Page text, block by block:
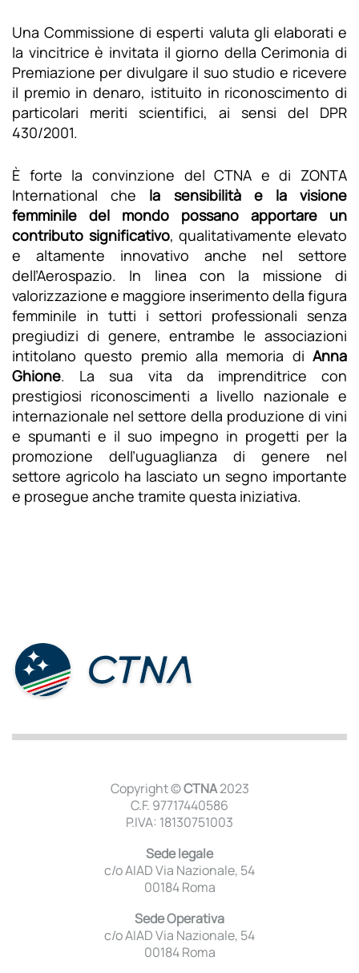
Una Commissione di esperti valuta gli elaborati e
la vincitrice è invitata il giorno della Cerimonia di
Premiazione per divulgare il suo studio e ricevere
il premio in denaro, istituito in riconoscimento di
particolari meriti scientifici, ai sensi del DPR
430/2001.
È forte la convinzione del CTNA e di ZONTA
International che la sensibilità e la visione
femminile del mondo possano apportare un
contributo significativo, qualitativamente elevato
e altamente innovativo anche nel settore
dell’Aerospazio. In linea con la missione di
valorizzazione e maggiore inserimento della figura
femminile in tutti i settori professionali senza
pregiudizi di genere, entrambe le associazioni
intitolano questo premio alla memoria di Anna
Ghione. La sua vita da imprenditrice con
prestigiosi riconoscimenti a livello nazionale e
internazionale nel settore della produzione di vini
e spumanti e il suo impegno in progetti per la
promozione dell’uguaglianza di genere nel
settore agricolo ha lasciato un segno importante
e prosegue anche tramite questa iniziativa.
Copyright ©CTNA2023
C.F. 97717440586
P.IVA: 18130751003
Sede legale
c/o AIAD Via Nazionale, 54
00184 Roma
Sede Operativa
c/o AIAD Via Nazionale, 54
00184 Roma